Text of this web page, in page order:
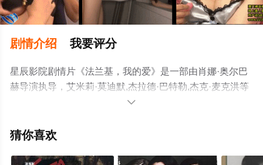
剧情介绍 我要评分
星辰影院剧情片《法兰基，我的爱》是一部由肖娜·奥尔巴
赫导演执导，艾米莉·莫迪默,杰拉德·巴特勒,杰克·麦克洪等
明星精彩演绎的英国电影，手机免费观看高清无删减完整
影、电视猫或剧情网等平台了解。

猜你喜欢